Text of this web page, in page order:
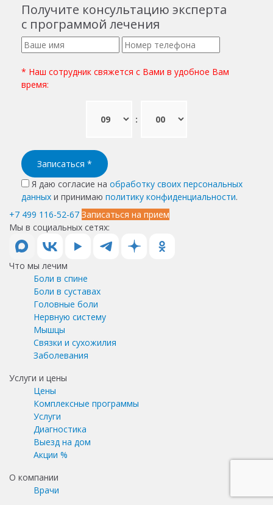
Получите консультацию эксперта
с программой лечения
* Наш сотрудник свяжется с Вами в удобное Вам
время:
:
Записаться *
Я даю согласие на обработку своих персональных
данных и принимаю политику конфиденциальности.
+7 499 116-52-67 Записаться на прием
Мы в социальных сетях:
Что мы лечим
Боли в спине
Боли в суставах
Головные боли
Нервную систему
Мышцы
Связки и сухожилия
Заболевания
Услуги и цены
Цены
Комплексные программы
Услуги
Диагностика
Выезд на дом
Акции %
О компании
Врачи